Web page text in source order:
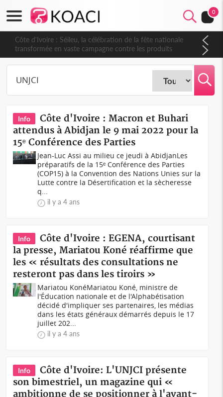
0
Côte d'Ivoire : Séileu, la célébration de la fête nationale
transformée en vaste campagne contre les produits
dépigmentants dangereux
Info
Côte d'Ivoire : Macron et Buhari
attendus à Abidjan le 9 mai 2022 pour la
15ᵉ Conférence des Parties
Jean-Luc Assi au milieu ce jeudi à AbidjanLes
préparatifs de la 15ᵉ Conférence des Parties
(COP15) à la Convention des Nations Unies sur la
Lutte contre la Désertification et la sècheresse
q...
il y a 4 ans
Info
Côte d'Ivoire : EGENA, courtisant
la presse, Mariatou Koné réaffirme que
les « résultats des consultations ne
resteront pas dans les tiroirs »
Mariatou KonéMariatou Koné, ministre de
l'Éducation nationale et de l'Alphabétisation
décidé d'impliquer ses partenaires, les médias
dans les états généraux démarrés depuis le 17
juillet 202...
il y a 4 ans
Info
Côte d'Ivoire: L'UNJCI présente
son bimestriel, un magazine qui «
ambitionne de se positionner à l'avant-